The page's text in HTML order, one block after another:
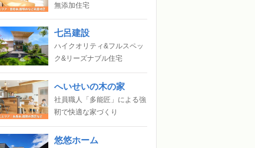
無添加住宅
七呂建設
ハイクオリティ&フルスペッ
ク&リーズナブル住宅
へいせいの木の家
社員職人「多能匠」による強
靭で快適な家づくり
悠悠ホーム